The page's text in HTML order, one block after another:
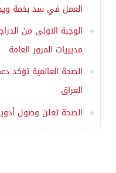
العمل في سد بخمة
الوجبة الاولى من
مديريات المرور العامة
الصحة العالمية تؤكد
العراق
الصحة تعلن وصول